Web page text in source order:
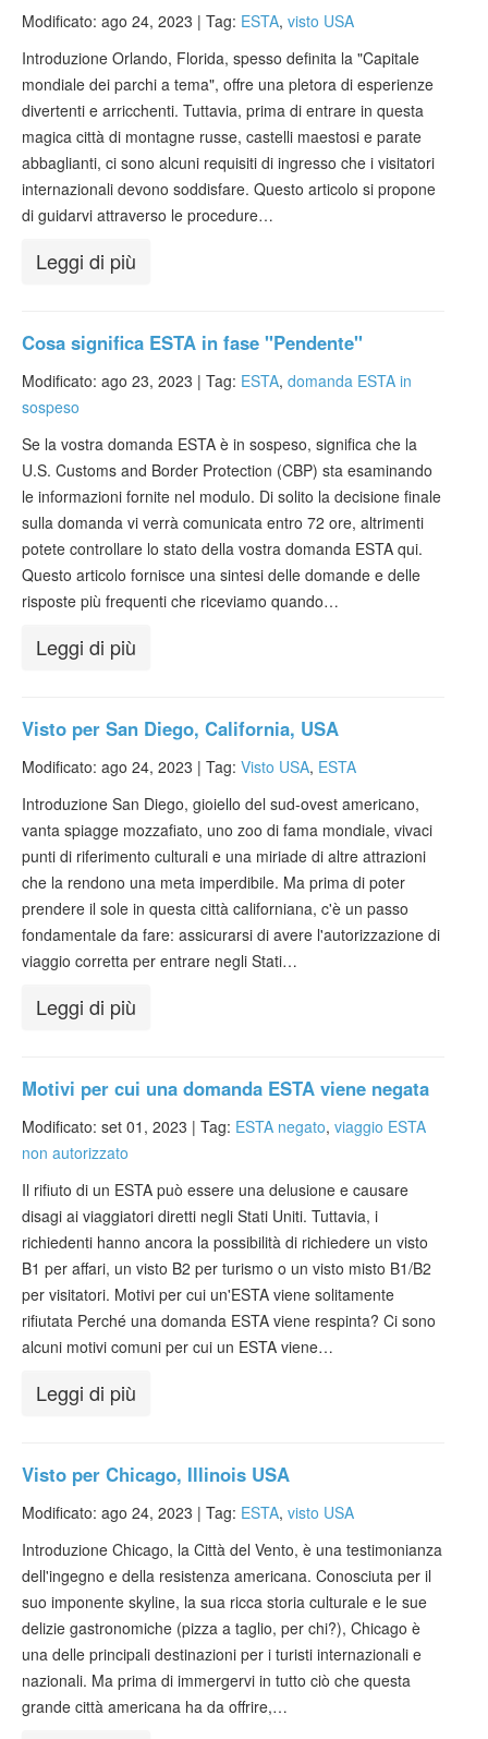
Modificato: ago 24, 2023 | Tag: ESTA, visto USA
Introduzione Orlando, Florida, spesso definita la "Capitale
mondiale dei parchi a tema", offre una pletora di esperienze
divertenti e arricchenti. Tuttavia, prima di entrare in questa
magica città di montagne russe, castelli maestosi e parate
abbaglianti, ci sono alcuni requisiti di ingresso che i visitatori
internazionali devono soddisfare. Questo articolo si propone
di guidarvi attraverso le procedure…
Leggi di più
Cosa significa ESTA in fase "Pendente"
Modificato: ago 23, 2023 | Tag: ESTA, domanda ESTA in
sospeso
Se la vostra domanda ESTA è in sospeso, significa che la
U.S. Customs and Border Protection (CBP) sta esaminando
le informazioni fornite nel modulo. Di solito la decisione finale
sulla domanda vi verrà comunicata entro 72 ore, altrimenti
potete controllare lo stato della vostra domanda ESTA qui.
Questo articolo fornisce una sintesi delle domande e delle
risposte più frequenti che riceviamo quando…
Leggi di più
Visto per San Diego, California, USA
Modificato: ago 24, 2023 | Tag: Visto USA, ESTA
Introduzione San Diego, gioiello del sud-ovest americano,
vanta spiagge mozzafiato, uno zoo di fama mondiale, vivaci
punti di riferimento culturali e una miriade di altre attrazioni
che la rendono una meta imperdibile. Ma prima di poter
prendere il sole in questa città californiana, c'è un passo
fondamentale da fare: assicurarsi di avere l'autorizzazione di
viaggio corretta per entrare negli Stati…
Leggi di più
Motivi per cui una domanda ESTA viene negata
Modificato: set 01, 2023 | Tag: ESTA negato, viaggio ESTA
non autorizzato
Il rifiuto di un ESTA può essere una delusione e causare
disagi ai viaggiatori diretti negli Stati Uniti. Tuttavia, i
richiedenti hanno ancora la possibilità di richiedere un visto
B1 per affari, un visto B2 per turismo o un visto misto B1/B2
per visitatori. Motivi per cui un'ESTA viene solitamente
rifiutata Perché una domanda ESTA viene respinta? Ci sono
alcuni motivi comuni per cui un ESTA viene…
Leggi di più
Visto per Chicago, Illinois USA
Modificato: ago 24, 2023 | Tag: ESTA, visto USA
Introduzione Chicago, la Città del Vento, è una testimonianza
dell'ingegno e della resistenza americana. Conosciuta per il
suo imponente skyline, la sua ricca storia culturale e le sue
delizie gastronomiche (pizza a taglio, per chi?), Chicago è
una delle principali destinazioni per i turisti internazionali e
nazionali. Ma prima di immergervi in tutto ciò che questa
grande città americana ha da offrire,…